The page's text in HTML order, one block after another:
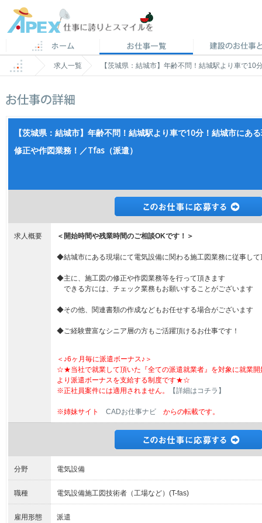
求人一覧 【茨城県：結城市】年齢不問！結城駅より車で
【茨城県：結城市】年齢不問！結城駅より車で10分！結城市にあ
修正や作図業務！／Tfas（派遣）
求人概要 ＜開始時間や残業時間のご相談OKです！＞
◆結城市にある現場にて電気設備に関わる施工図業務に従事して
◆主に、施工図の修正や作図業務等を行って頂きます
できる方には、チェック業務もお願いすることがございます
◆その他、関連書類の作成などもお任せする場合がございます
◆ご経験豊富なシニア層の方もご活躍頂けるお仕事です！
＜♪6ヶ月毎に派遣ボーナス♪＞
☆★当社で就業して頂いた『全ての派遣就業者』を対象に就業開
より派遣ボーナスを支給する制度です★☆
※正社員案件には適用されません。
【詳細はコチラ】
※姉妹サイト CADお仕事ナビ からの転載です。
分野 電気設備
職種 電気設備施工図技術者（工場など）(T-fas)
雇用形態 派遣